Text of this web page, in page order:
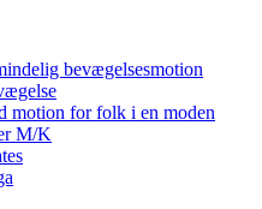
bevægelsesmotion
motion for folk i en moden
M/K